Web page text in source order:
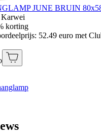
JUNE BRUIN
korting
52.49 euro met